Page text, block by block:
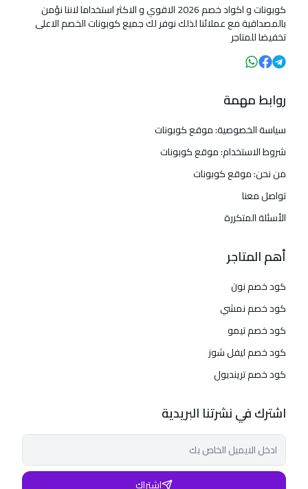
كوبونات و اكواد خصم 2026 الاقوي و الاكثر استخداما لاننا نؤمن
بالمصداقية مع عملائنا لذلك نوفر لك جميع كوبونات الخصم الاعلى
تخفيضا للمتاجر
روابط مهمة
سياسة الخصوصية: موقع كوبونات
شروط الاستخدام: موقع كوبونات
من نحن: موقع كوبونات
تواصل معنا
الأسئلة المتكررة
أهم المتاجر
كود خصم نون
كود خصم نمشي
كود خصم تيمو
كود خصم ليفل شوز
كود خصم ترينديول
اشترك في نشرتنا البريدية
إشتراك